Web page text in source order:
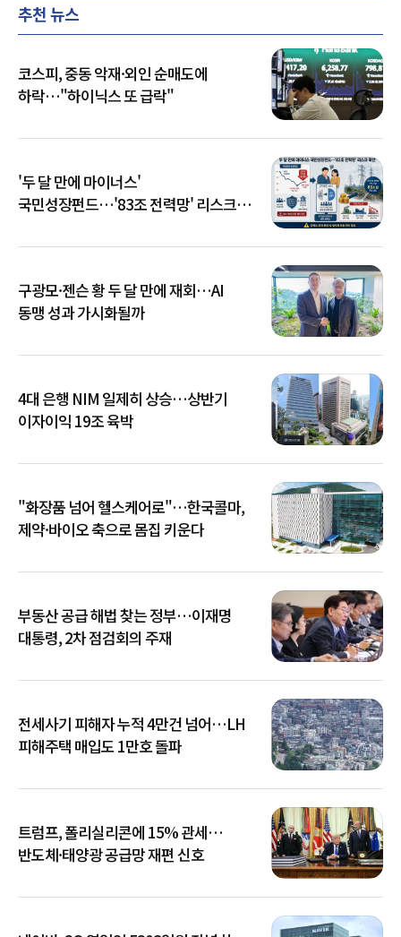
추천 뉴스
코스피, 중동 악재·외인 순매도에
하락…"하이닉스 또 급락"
'두 달 만에 마이너스'
국민성장펀드…'83조 전력망' 리스크
구광모·젠슨 황 두 달 만에 재회…AI
동맹 성과 가시화될까
4대 은행 NIM 일제히 상승…상반기
이자이익 19조 육박
"화장품 넘어 헬스케어로"…한국콜마,
제약·바이오 축으로 몸집 키운다
부동산 공급 해법 찾는 정부…이재명
대통령, 2차 점검회의 주재
전세사기 피해자 누적 4만건 넘어…LH
피해주택 매입도 1만호 돌파
트럼프, 폴리실리콘에 15% 관세…
반도체·태양광 공급망 재편 신호